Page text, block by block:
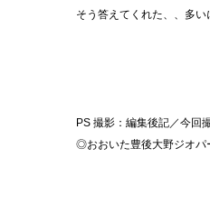
そう答えてくれた、、多
PS 撮影：編集後記／今回
◎おおいた豊後大野ジオ